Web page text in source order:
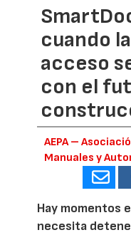
cuando
acceso
con el
AEPA –
Manuales y
Hay momentos
necesita